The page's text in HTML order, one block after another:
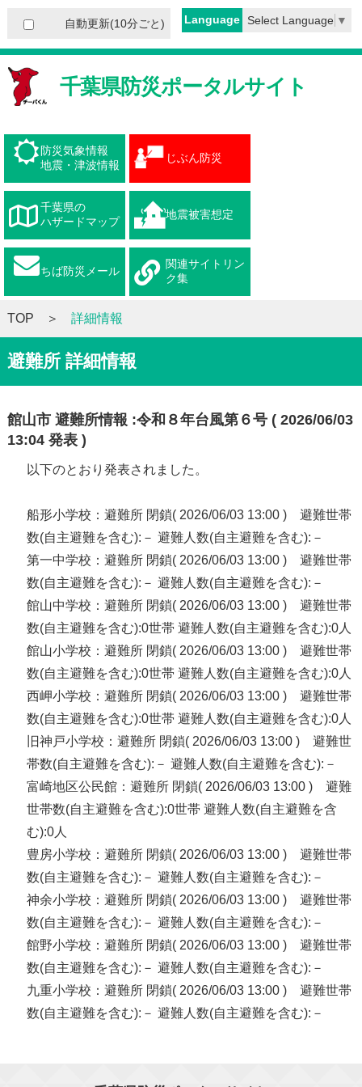
自動更新(10分ごと) Language Select Language ▼
千葉県防災ポータルサイト
防災気象情報
地震・津波情報
じぶん防災
千葉県の
ハザードマップ
地震被害想定
ちば防災メール
関連サイトリン
ク集
TOP 詳細情報
避難所 詳細情報
館山市 避難所情報 :令和８年台風第６号 ( 2026/06/03
13:04 発表 )
以下のとおり発表されました。
船形小学校：避難所 閉鎖( 2026/06/03 13:00 ) 避難世帯
数(自主避難を含む):－ 避難人数(自主避難を含む):－
第一中学校：避難所 閉鎖( 2026/06/03 13:00 ) 避難世帯
数(自主避難を含む):－ 避難人数(自主避難を含む):－
館山中学校：避難所 閉鎖( 2026/06/03 13:00 ) 避難世帯
数(自主避難を含む):0世帯 避難人数(自主避難を含む):0人
館山小学校：避難所 閉鎖( 2026/06/03 13:00 ) 避難世帯
数(自主避難を含む):0世帯 避難人数(自主避難を含む):0人
西岬小学校：避難所 閉鎖( 2026/06/03 13:00 ) 避難世帯
数(自主避難を含む):0世帯 避難人数(自主避難を含む):0人
旧神戸小学校：避難所 閉鎖( 2026/06/03 13:00 ) 避難世
帯数(自主避難を含む):－ 避難人数(自主避難を含む):－
富崎地区公民館：避難所 閉鎖( 2026/06/03 13:00 ) 避難
世帯数(自主避難を含む):0世帯 避難人数(自主避難を含
む):0人
豊房小学校：避難所 閉鎖( 2026/06/03 13:00 ) 避難世帯
数(自主避難を含む):－ 避難人数(自主避難を含む):－
神余小学校：避難所 閉鎖( 2026/06/03 13:00 ) 避難世帯
数(自主避難を含む):－ 避難人数(自主避難を含む):－
館野小学校：避難所 閉鎖( 2026/06/03 13:00 ) 避難世帯
数(自主避難を含む):－ 避難人数(自主避難を含む):－
九重小学校：避難所 閉鎖( 2026/06/03 13:00 ) 避難世帯
数(自主避難を含む):－ 避難人数(自主避難を含む):－